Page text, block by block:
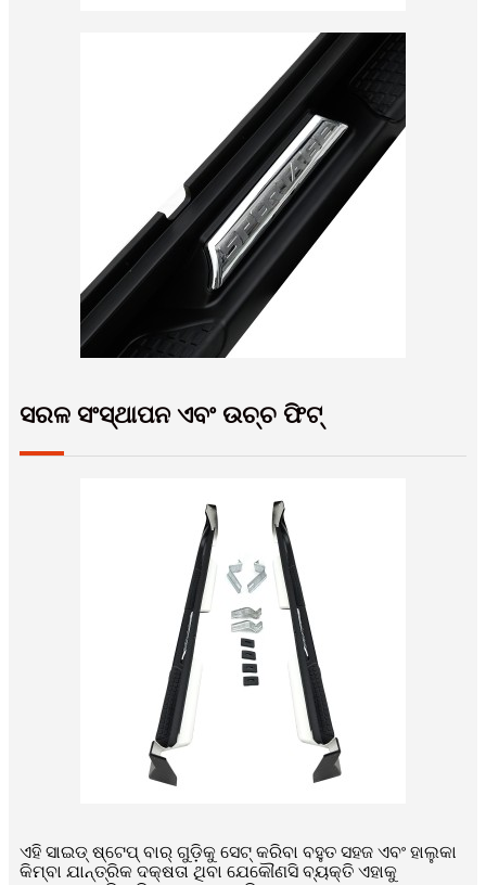
ସରଳ ସଂସ୍ଥାପନ ଏବଂ ଉଚ୍ଚ ଫିଟ୍
ଏହି ସାଇଡ୍ ଷ୍ଟେପ୍ ବାର୍ ଗୁଡ଼ିକୁ ସେଟ୍ କରିବା ବହୁତ ସହଜ ଏବଂ ହାଲୁକା
କିମ୍ବା ଯାନ୍ତ୍ରିକ ଦକ୍ଷତା ଥିବା ଯେକୌଣସି ବ୍ୟକ୍ତି ଏହାକୁ